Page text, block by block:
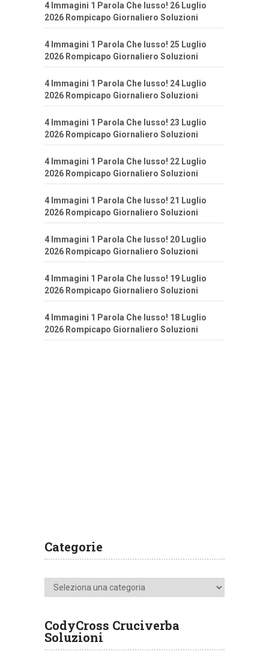
4 Immagini 1 Parola Che lusso! 26 Luglio
2026 Rompicapo Giornaliero Soluzioni
4 Immagini 1 Parola Che lusso! 25 Luglio
2026 Rompicapo Giornaliero Soluzioni
4 Immagini 1 Parola Che lusso! 24 Luglio
2026 Rompicapo Giornaliero Soluzioni
4 Immagini 1 Parola Che lusso! 23 Luglio
2026 Rompicapo Giornaliero Soluzioni
4 Immagini 1 Parola Che lusso! 22 Luglio
2026 Rompicapo Giornaliero Soluzioni
4 Immagini 1 Parola Che lusso! 21 Luglio
2026 Rompicapo Giornaliero Soluzioni
4 Immagini 1 Parola Che lusso! 20 Luglio
2026 Rompicapo Giornaliero Soluzioni
4 Immagini 1 Parola Che lusso! 19 Luglio
2026 Rompicapo Giornaliero Soluzioni
4 Immagini 1 Parola Che lusso! 18 Luglio
2026 Rompicapo Giornaliero Soluzioni
Categorie
Categorie
CodyCross Cruciverba
Soluzioni